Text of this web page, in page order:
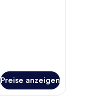
Preise anzeigen